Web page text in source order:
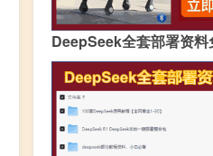
DeepSeek全套部署资料